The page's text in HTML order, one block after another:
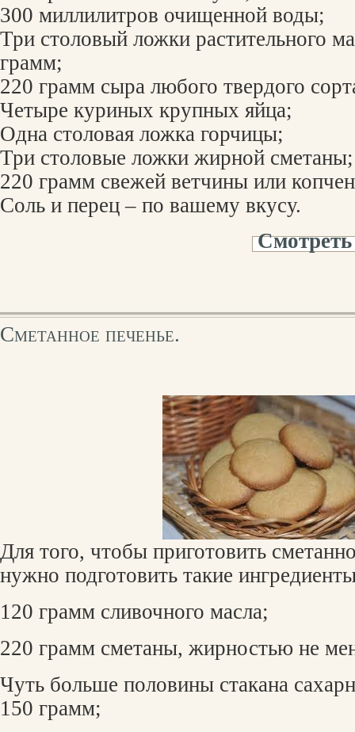
300 миллилитров очищенной воды;
Три столовый ложки растительного
грамм;
220 грамм сыра любого твердого
Четыре куриных крупных яйца;
Одна столовая ложка горчицы;
Три столовые ложки жирной сметаны;
220 грамм свежей ветчины или
Соль и перец – по вашему вкусу.
Сметанное печенье.
Для того, чтобы приготовить
нужно подготовить такие
120 грамм сливочного масла;
220 грамм сметаны, жирностью не
Чуть больше половины стакана
150 грамм;